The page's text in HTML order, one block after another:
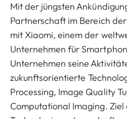
Mit der jüngsten
Partnerschaft im Bereich
mit Xiaomi, einem der
Unternehmen für
Unternehmen seine
zukunftsorientierte
Processing, Image Quality
Computational Imaging. Ziel